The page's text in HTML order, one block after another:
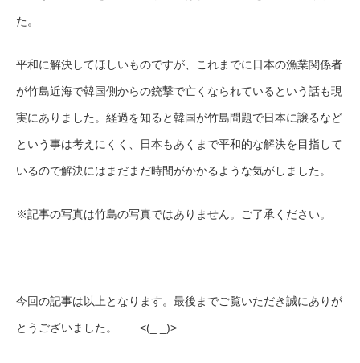
た。
平和に解決してほしいものですが、これまでに日本の漁業関係者
が竹島近海で韓国側からの銃撃で亡くなられているという話も現
実にありました。経過を知ると韓国が竹島問題で日本に譲るなど
という事は考えにくく、日本もあくまで平和的な解決を目指して
いるので解決にはまだまだ時間がかかるような気がしました。
※記事の写真は竹島の写真ではありません。ご了承ください。
今回の記事は以上となります。最後までご覧いただき誠にありが
とうございました。 <(_ _)>